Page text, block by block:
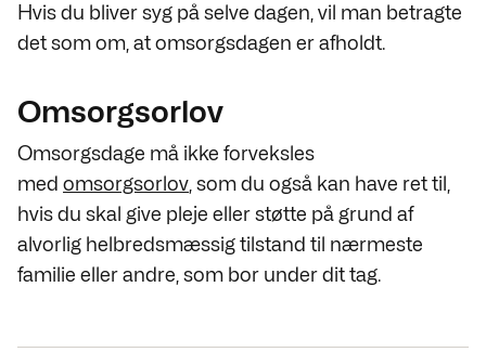
Hvis du bliver syg på selve dagen, vil man betragte
det som om, at omsorgsdagen er afholdt.
Omsorgsorlov
Omsorgsdage må ikke forveksles
med omsorgsorlov , som du også kan have ret til,
hvis du skal give pleje eller støtte på grund af
alvorlig helbredsmæssig tilstand til nærmeste
familie eller andre, som bor under dit tag.